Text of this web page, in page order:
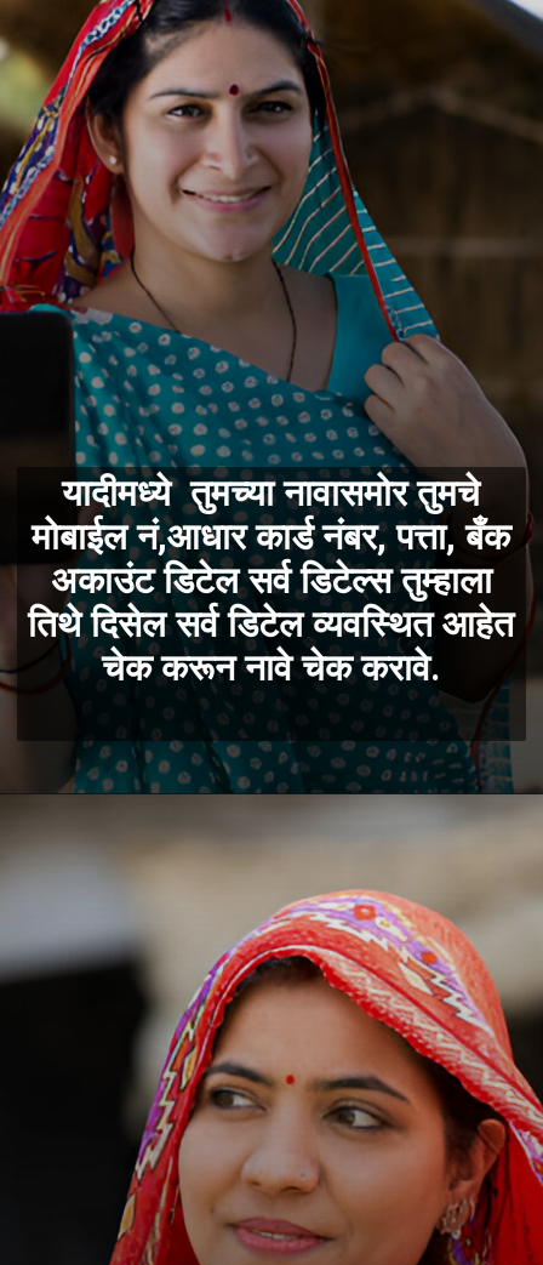
यादीमध्ये तुमच्या नावासमोर तुमचे
मोबाईल नं,‌आधार कार्ड नंबर, पत्ता, बँक
अकाउंट डिटेल सर्व डिटेल्स तुम्हाला
तिथे दिसेल सर्व डिटेल व्यवस्थित आहेत
चेक करून नावे चेक करावे.